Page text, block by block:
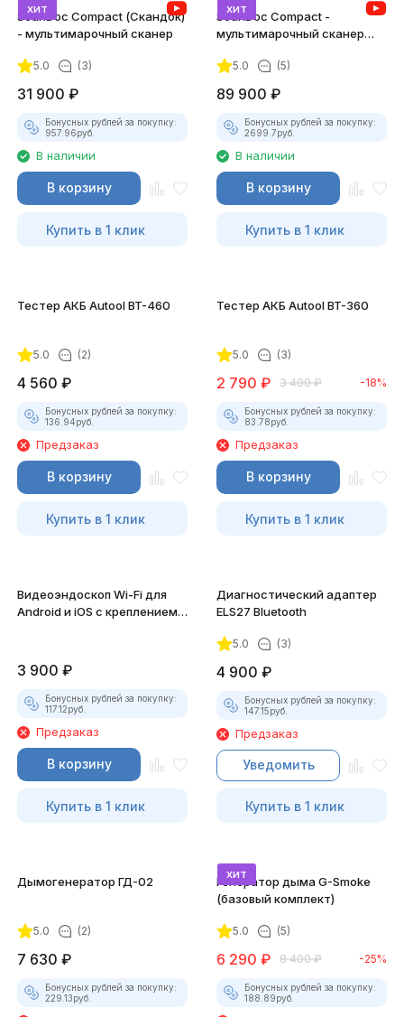
хит
ScanDoc Compact (Скандок)
- мультимарочный сканер
5.0 (3)
31 900 ₽
Бонусных рублей за покупку:
957.96руб.
В наличии
В корзину
Купить в 1 клик
хит
ScanDoc Compact -
мультимарочный сканер
5.0 (5)
89 900 ₽
Бонусных рублей за покупку:
2699.7руб.
В наличии
В корзину
Купить в 1 клик
Тестер АКБ Autool BT-460
5.0 (2)
4 560 ₽
Бонусных рублей за покупку:
136.94руб.
Предзаказ
В корзину
Купить в 1 клик
Тестер АКБ Autool BT-360
5.0 (3)
2 790 ₽ 3 400 ₽ -18%
Бонусных рублей за покупку:
83.78руб.
Предзаказ
В корзину
Купить в 1 клик
Видеоэндоскоп Wi-Fi для
Android и iOS с креплением
3 900 ₽
Бонусных рублей за покупку:
117.12руб.
Предзаказ
В корзину
Купить в 1 клик
Диагностический адаптер
ELS27 Bluetooth
5.0 (3)
4 900 ₽
Бонусных рублей за покупку:
147.15руб.
Предзаказ
Уведомить
Купить в 1 клик
Дымогенератор ГД-02
5.0 (2)
7 630 ₽
Бонусных рублей за покупку:
229.13руб.
хит
Генератор дыма G-Smoke
(базовый комплект)
5.0 (5)
6 290 ₽ 8 400 ₽ -25%
Бонусных рублей за покупку:
188.89руб.